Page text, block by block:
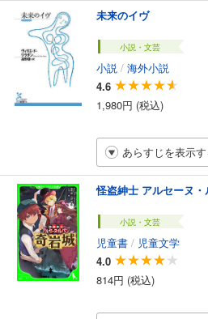
未来のイヴ
小説・文芸
小説 / 海外小説
4.6
1,980円 (税込)
あらすじを表示
怪盗紳士 アルセーヌ
小説・文芸
児童書 / 児童文学
4.0
814円 (税込)